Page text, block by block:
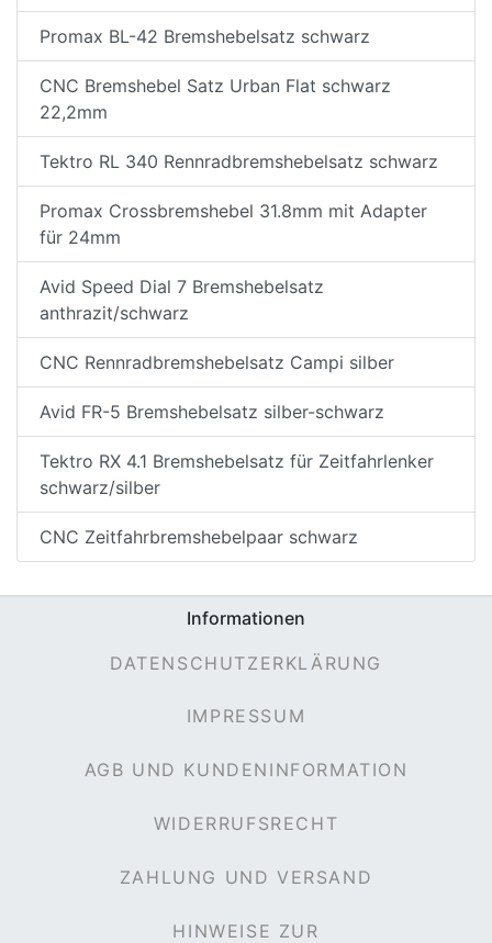
Promax BL-42 Bremshebelsatz schwarz
CNC Bremshebel Satz Urban Flat schwarz
22,2mm
Tektro RL 340 Rennradbremshebelsatz schwarz
Promax Crossbremshebel 31.8mm mit Adapter
für 24mm
Avid Speed Dial 7 Bremshebelsatz
anthrazit/schwarz
CNC Rennradbremshebelsatz Campi silber
Avid FR-5 Bremshebelsatz silber-schwarz
Tektro RX 4.1 Bremshebelsatz für Zeitfahrlenker
schwarz/silber
CNC Zeitfahrbremshebelpaar schwarz
Informationen
DATENSCHUTZERKLÄRUNG
IMPRESSUM
AGB UND KUNDENINFORMATION
WIDERRUFSRECHT
ZAHLUNG UND VERSAND
HINWEISE ZUR